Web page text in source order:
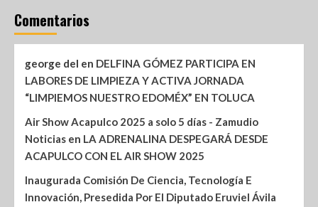
Comentarios
george del en DELFINA GÓMEZ PARTICIPA EN
LABORES DE LIMPIEZA Y ACTIVA JORNADA
“LIMPIEMOS NUESTRO EDOMÉX” EN TOLUCA
Air Show Acapulco 2025 a solo 5 días - Zamudio
Noticias en LA ADRENALINA DESPEGARÁ DESDE
ACAPULCO CON EL AIR SHOW 2025
Inaugurada Comisión De Ciencia, Tecnología E
Innovación, Presedida Por El Diputado Eruviel Ávila